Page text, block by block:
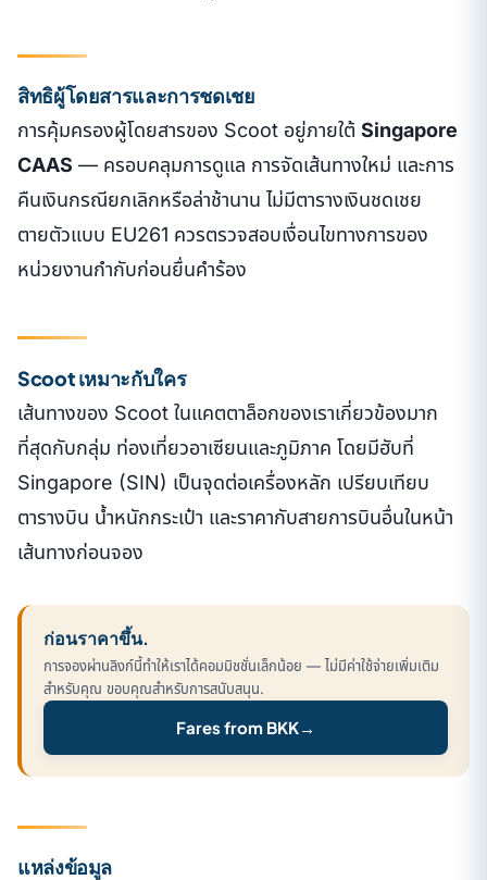
สิทธิผู้โดยสารและการชดเชย
การคุ้มครองผู้โดยสารของ Scoot อยู่ภายใต้ Singapore
CAAS — ครอบคลุมการดูแล การจัดเส้นทางใหม่ และการ
คืนเงินกรณียกเลิกหรือล่าช้านาน ไม่มีตารางเงินชดเชย
ตายตัวแบบ EU261 ควรตรวจสอบเงื่อนไขทางการของ
หน่วยงานกำกับก่อนยื่นคำร้อง
Scoot เหมาะกับใคร
เส้นทางของ Scoot ในแคตตาล็อกของเราเกี่ยวข้องมาก
ที่สุดกับกลุ่ม ท่องเที่ยวอาเซียนและภูมิภาค โดยมีฮับที่
Singapore (SIN) เป็นจุดต่อเครื่องหลัก เปรียบเทียบ
ตารางบิน น้ำหนักกระเป๋า และราคากับสายการบินอื่นในหน้า
เส้นทางก่อนจอง
ก่อนราคาขึ้น.
การจองผ่านลิงก์นี้ทำให้เราได้คอมมิชชั่นเล็กน้อย — ไม่มีค่าใช้จ่ายเพิ่มเติม
สำหรับคุณ ขอบคุณสำหรับการสนับสนุน.
Fares from BKK→
แหล่งข้อมูล